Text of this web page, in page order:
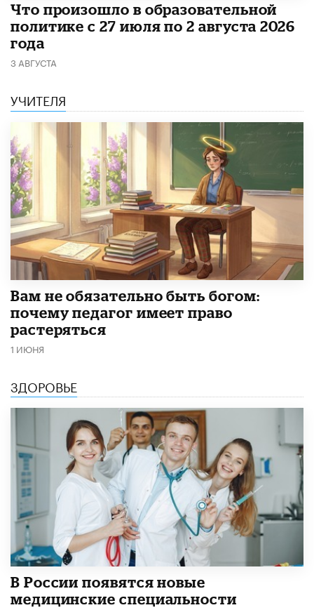
​Что произошло в образовательной
политике с 27 июля по 2 августа 2026
года
3 АВГУСТА
УЧИТЕЛЯ
​Вам не обязательно быть богом:
почему педагог имеет право
растеряться
1 ИЮНЯ
ЗДОРОВЬЕ
В России появятся новые
медицинские специальности